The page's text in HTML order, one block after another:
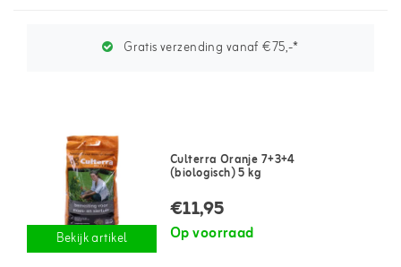
Gratis verzending vanaf €75,-*
Bekijk artikel
Culterra Oranje 7+3+4
(biologisch) 5 kg
€11,95
Op voorraad